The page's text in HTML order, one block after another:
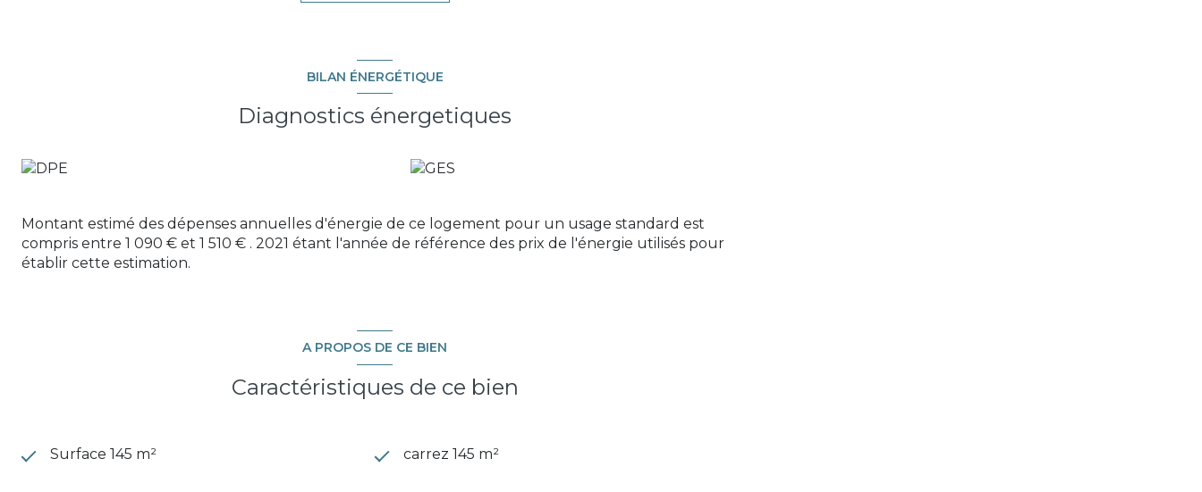
l'ancien, la chaleur des pierres, et l'ambiance paisible qui en émane.
Osez rêver, osez vivre. Prenez rendez-vous pour une visite guidée et découvrez la magie de cet
Les informations sur les risques auxquels ce bien est exposé sont disponibles sur le site
BILAN ÉNERGÉTIQUE
Diagnostics énergetiques
Montant estimé des dépenses annuelles d'énergie de ce logement pour un usage standard est
compris entre 1 090 € et 1 510 € . 2021 étant l'année de référence des prix de l'énergie utilisés pour
établir cette estimation.
A PROPOS DE CE BIEN
Caractéristiques de ce bien
Surface 145 m² carrez 145 m²